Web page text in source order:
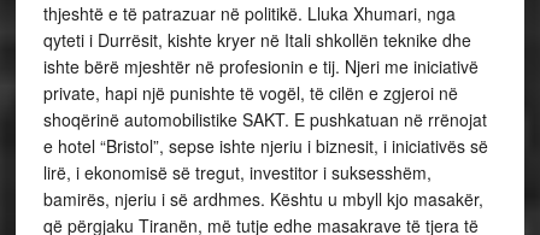
thjeshtë e të patrazuar në politikë. Lluka Xhumari, nga
qyteti i Durrësit, kishte kryer në Itali shkollën teknike dhe
ishte bërë mjeshtër në profesionin e tij. Njeri me iniciativë
private, hapi një punishte të vogël, të cilën e zgjeroi në
shoqërinë automobilistike SAKT. E pushkatuan në rrënojat
e hotel “Bristol”, sepse ishte njeriu i biznesit, i iniciativës së
lirë, i ekonomisë së tregut, investitor i suksesshëm,
bamirës, njeriu i së ardhmes. Kështu u mbyll kjo masakër,
që përgjaku Tiranën, më tutje edhe masakrave të tjera të